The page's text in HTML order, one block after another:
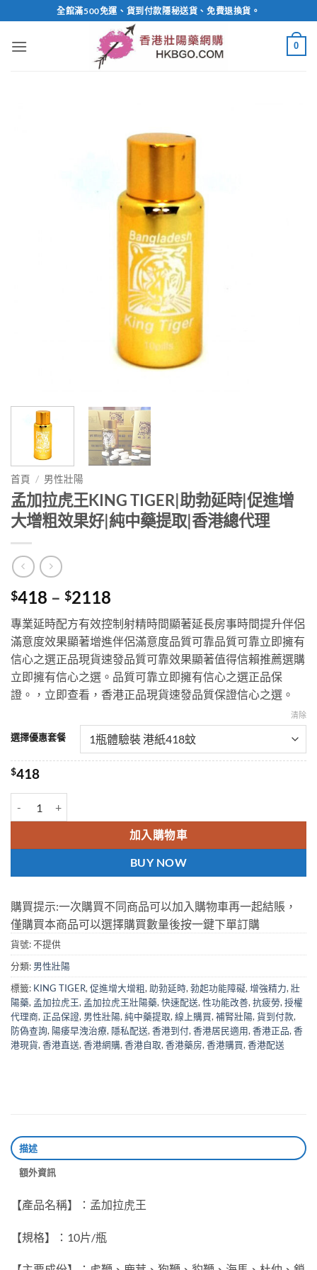
to
content
全館滿500免運、貨到付款隱秘送貨、免費退換貨。
0
首頁 / 男性壯陽
孟加拉虎王KING TIGER|助勃延時|促進增
大增粗效果好|純中藥提取|香港總代理
$418 – $2118
range:
$418
through
$2118
專業延時配方有效控制射精時間顯著延長房事時間提升伴侶
滿意度效果顯著增進伴侶滿意度品質可靠品質可靠立即擁有
信心之選正品現貨速發品質可靠效果顯著值得信賴推薦選購
立即擁有信心之選。品質可靠立即擁有信心之選正品保
證。，立即查看，香港正品現貨速發品質保證信心之選。
選擇優惠套餐
清除
$418
加入購物車
BUY NOW
購買提示:一次購買不同商品可以加入購物車再一起結賬，
僅購買本商品可以選擇購買數量後按一鍵下單訂購
貨號:不提供
分類: 男性壯陽
標籤: KING TIGER, 促進增大增粗, 助勃延時, 勃起功能障礙, 增強精力, 壯
陽藥, 孟加拉虎王, 孟加拉虎王壯陽藥, 快速配送, 性功能改善, 抗疲勞, 授權
代理商, 正品保證, 男性壯陽, 純中藥提取, 線上購買, 補腎壯陽, 貨到付款,
防偽查詢, 陽痿早洩治療, 隱私配送, 香港到付, 香港居民適用, 香港正品, 香
港現貨, 香港直送, 香港網購, 香港自取, 香港藥房, 香港購買, 香港配送
描述
額外資訊
【產品名稱】：孟加拉虎王
【規格】：10片/瓶